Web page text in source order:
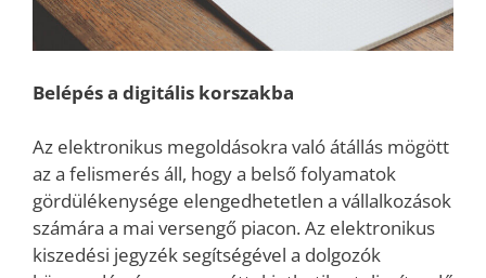
Belépés a digitális korszakba
Az elektronikus megoldásokra való átállás mögött
az a felismerés áll, hogy a belső folyamatok
gördülékenysége elengedhetetlen a vállalkozások
számára a mai versengő piacon. Az elektronikus
kiszedési jegyzék segítségével a dolgozók